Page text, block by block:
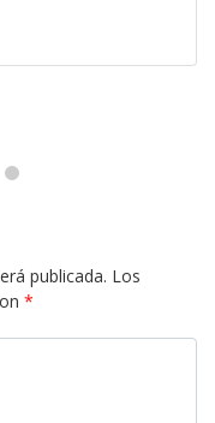
publicada. Los
*